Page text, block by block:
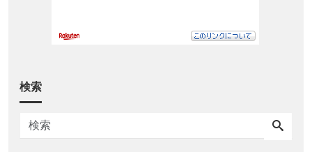
検索